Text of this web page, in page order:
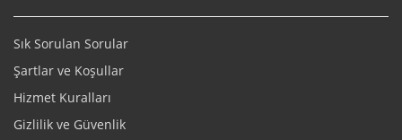
Sık Sorulan Sorular
Şartlar ve Koşullar
Hizmet Kuralları
Gizlilik ve Güvenlik